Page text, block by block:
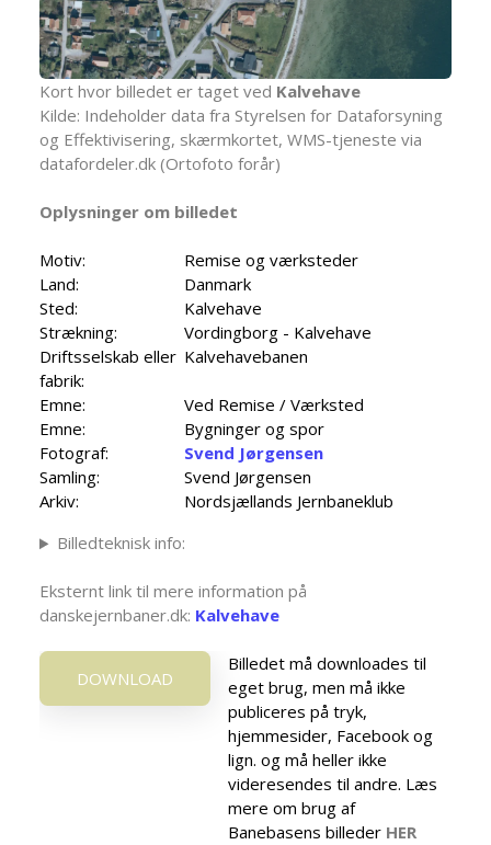
Kort hvor billedet er taget ved Kalvehave
Kilde: Indeholder data fra Styrelsen for Dataforsyning
og Effektivisering, skærmkortet, WMS-tjeneste via
datafordeler.dk (Ortofoto forår)
Oplysninger om billedet
Motiv:
Remise og værksteder
Land:
Danmark
Sted:
Kalvehave
Strækning:
Vordingborg - Kalvehave
Driftsselskab eller
fabrik:
Kalvehavebanen
Emne:
Ved Remise / Værksted
Emne:
Bygninger og spor
Fotograf:
Svend Jørgensen
Samling:
Svend Jørgensen
Arkiv:
Nordsjællands Jernbaneklub
Billedteknisk info:
Eksternt link til mere information på
danskejernbaner.dk: Kalvehave
DOWNLOAD
Billedet må downloades til
eget brug, men må ikke
publiceres på tryk,
hjemmesider, Facebook og
lign. og må heller ikke
videresendes til andre. Læs
mere om brug af
Banebasens billeder HER